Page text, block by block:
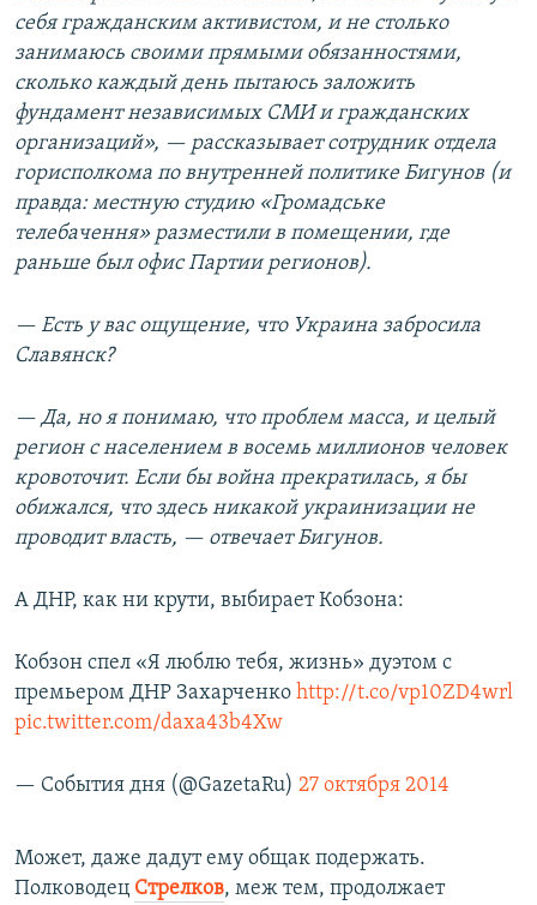
себя гражданским активистом, и не столько
занимаюсь своими прямыми обязанностями,
сколько каждый день пытаюсь заложить
фундамент независимых СМИ и гражданских
организаций», — рассказывает сотрудник отдела
горисполкома по внутренней политике Бигунов (и
правда: местную студию «Громадське
телебачення» разместили в помещении, где
раньше был офис Партии регионов).
— Есть у вас ощущение, что Украина забросила
Славянск?
— Да, но я понимаю, что проблем масса, и целый
регион с населением в восемь миллионов человек
кровоточит. Если бы война прекратилась, я бы
обижался, что здесь никакой украинизации не
проводит власть, — отвечает Бигунов.
А ДНР, как ни крути, выбирает Кобзона:
Кобзон спел «Я люблю тебя, жизнь» дуэтом с
премьером ДНР Захарченко http://t.co/vp10ZD4wrl
pic.twitter.com/daxa43b4Xw
— События дня (@GazetaRu) 27 октября 2014
Может, даже дадут ему общак подержать.
Полководец Стрелков, меж тем, продолжает